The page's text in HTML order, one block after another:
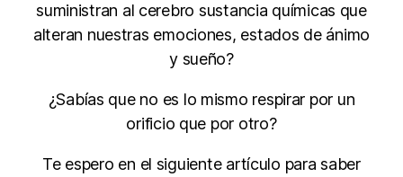
suministran al cerebro sustancia químicas que
alteran nuestras emociones, estados de ánimo
y sueño?
¿Sabías que no es lo mismo respirar por un
orificio que por otro?
Te espero en el siguiente artículo para saber